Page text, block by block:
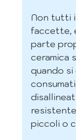
Non tutti
faccette,
parte
ceramica
quando
piccoli o